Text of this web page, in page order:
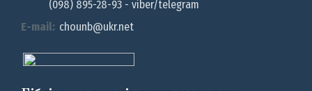
(098) 895-28-93 - viber/telegram
E-mail: chounb@ukr.net